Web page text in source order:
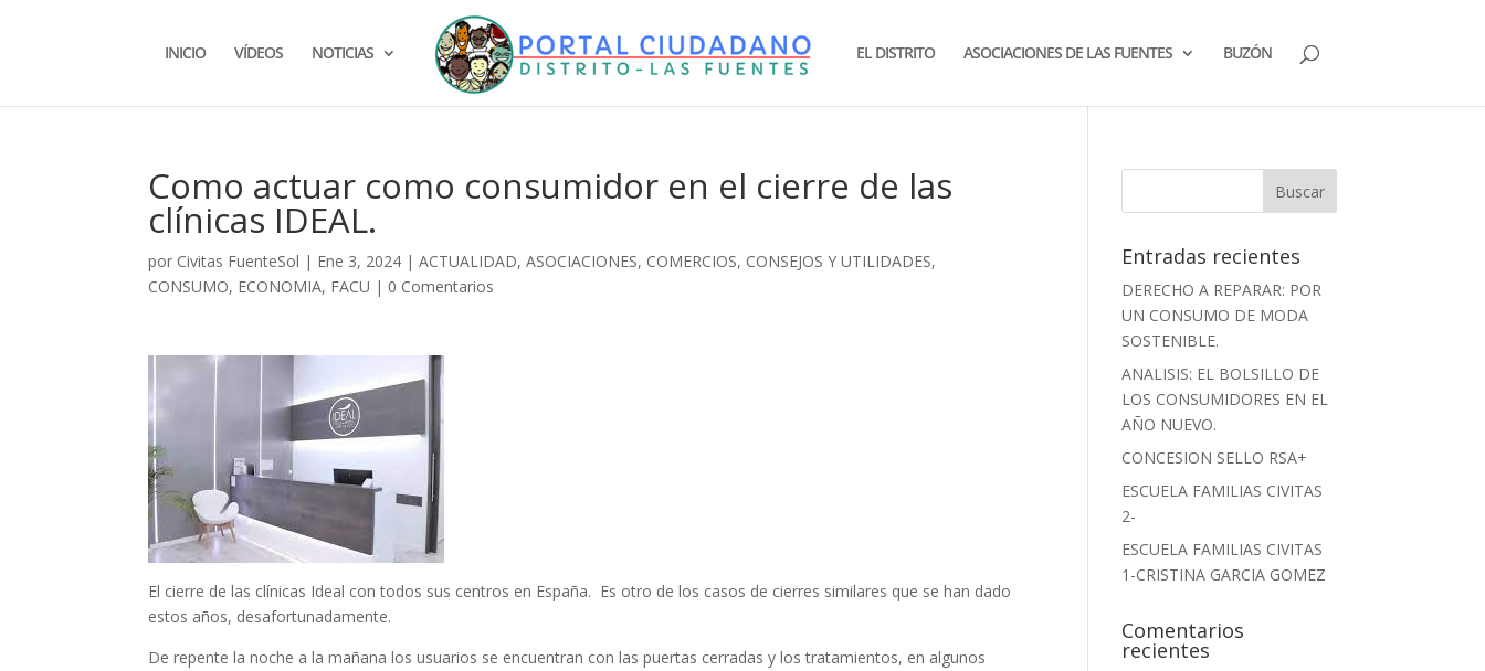
INICIO VÍDEOS NOTICIAS EL DISTRITO ASOCIACIONES DE LAS FUENTES BUZÓN
Como actuar como consumidor en el cierre de las
clínicas IDEAL.
por Civitas FuenteSol | Ene 3, 2024 |ACTUALIDAD,ASOCIACIONES, COMERCIOS, CONSEJOS Y UTILIDADES,
CONSUMO, ECONOMIA, FACU | 0 Comentarios
El cierre de las clínicas Ideal con todos sus centros en España. Es otro de los casos de cierres similares que se han dado
estos años, desafortunadamente.
De repente la noche a la mañana los usuarios se encuentran con las puertas cerradas y los tratamientos, en algunos
Entradas recientes
DERECHO A REPARAR: POR
UN CONSUMO DE MODA
SOSTENIBLE.
ANALISIS: EL BOLSILLO DE
LOS CONSUMIDORES EN EL
AÑO NUEVO.
CONCESION SELLO RSA+
ESCUELA FAMILIAS CIVITAS
2-
ESCUELA FAMILIAS CIVITAS
1-CRISTINA GARCIA GOMEZ
Comentarios
recientes